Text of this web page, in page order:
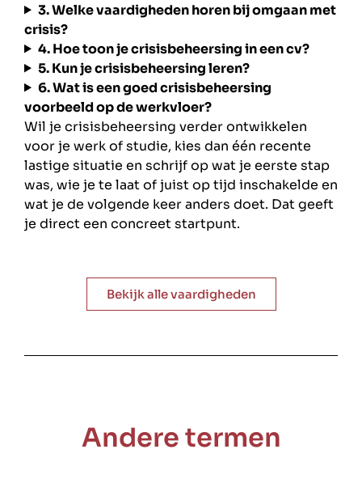
3. Welke vaardigheden horen bij omgaan met
crisis?
4. Hoe toon je crisisbeheersing in een cv?
5. Kun je crisisbeheersing leren?
6. Wat is een goed crisisbeheersing
voorbeeld op de werkvloer?
Wil je crisisbeheersing verder ontwikkelen
voor je werk of studie, kies dan één recente
lastige situatie en schrijf op wat je eerste stap
was, wie je te laat of juist op tijd inschakelde en
wat je de volgende keer anders doet. Dat geeft
je direct een concreet startpunt.
Bekijk alle vaardigheden
Andere termen